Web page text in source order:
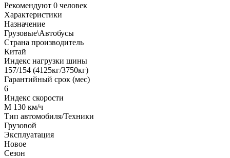
Рекомендуют 0 человек
Характеристики
Назначение
Грузовые\Автобусы
Страна производитель
Китай
Индекс нагрузки шины
157/154 (4125кг/3750кг)
Гарантийный срок (мес)
6
Индекс скорости
M 130 км/ч
Тип автомобиля/Техники
Грузовой
Эксплуатация
Новое
Сезон